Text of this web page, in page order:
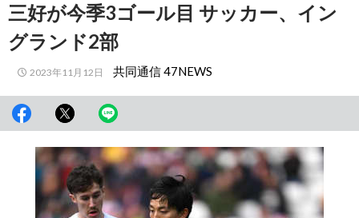
へ
動
三好が今季3ゴール目 サッカー、イン
グランド2部
2023年11月12日 共同通信 47NEWS